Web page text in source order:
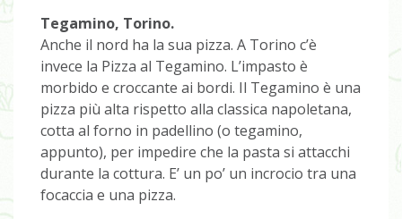
Tegamino, Torino.
Anche il nord ha la sua pizza. A Torino c’è
invece la Pizza al Tegamino. L’impasto è
morbido e croccante ai bordi. Il Tegamino è una
pizza più alta rispetto alla classica napoletana,
cotta al forno in padellino (o tegamino,
appunto), per impedire che la pasta si attacchi
durante la cottura. E’ un po’ un incrocio tra una
focaccia e una pizza.